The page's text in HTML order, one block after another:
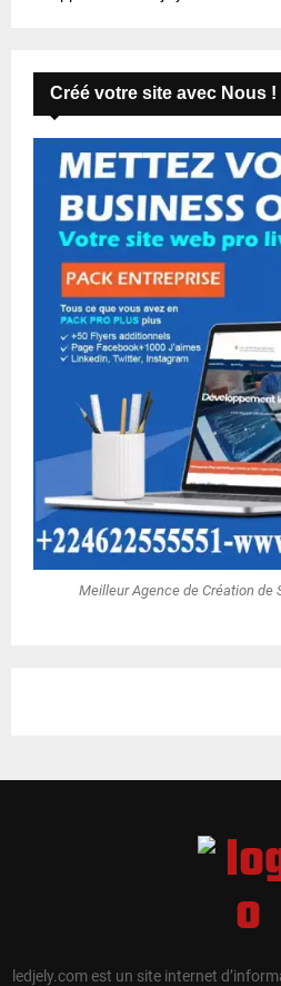
Créé votre site avec Nous !
Meilleur Agence de Création de
ledjely.com est un site internet